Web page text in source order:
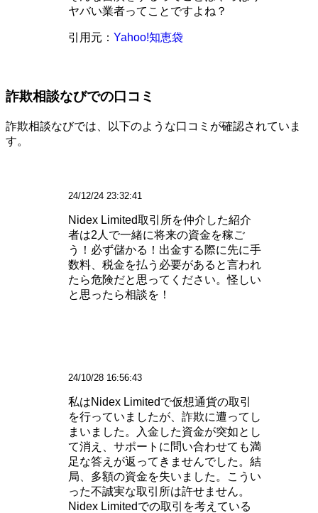
ヤバい業者ってことですよね？
引用元： Yahoo!知恵袋
詐欺相談なびでの口コミ
詐欺相談なびでは、以下のような口コミが確認されていま
す。
24/12/24 23:32:41
Nidex Limited取引所を仲介した紹介
者は2人で一緒に将来の資金を稼ご
う！必ず儲かる！出金する際に先に手
数料、税金を払う必要があると言われ
たら危険だと思ってください。怪しい
と思ったら相談を！
24/10/28 16:56:43
私はNidex Limitedで仮想通貨の取引
を行っていましたが、詐欺に遭ってし
まいました。入金した資金が突如とし
て消え、サポートに問い合わせても満
足な答えが返ってきませんでした。結
局、多額の資金を失いました。こうい
った不誠実な取引所は許せません。
Nidex Limitedでの取引を考えている